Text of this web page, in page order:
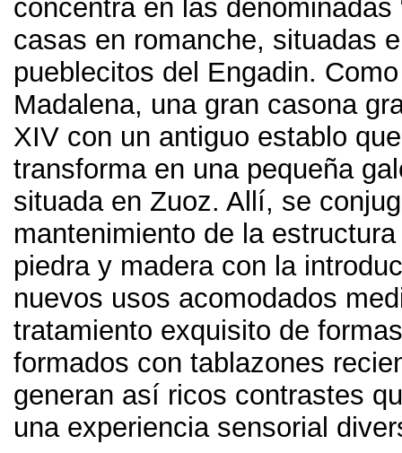
concentra en las denominadas
casas en romanche, situadas
pueblecitos del Engadin.
Madalena, una gran casona
XIV con un antiguo establo
transforma en una pequeña
situada en Zuoz. Allí, se
mantenimiento de la
piedra y madera con la
nuevos usos acomodados
tratamiento exquisito de
formados con tablazones
generan así ricos contrastes
una experiencia sensorial